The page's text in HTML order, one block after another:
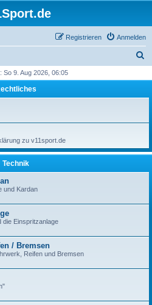
Anmelden
Registrieren
h
So 9. Aug 2026, 06:05
zu v11sport.de
Technik
und Kardan
die Einspritzanlage
/ Bremsen
Reifen und Bremsen